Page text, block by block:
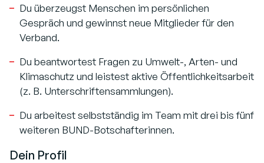
Du überzeugst Menschen im persönlichen
Gespräch und gewinnst neue Mitglieder für den
Verband.
Du beantwortest Fragen zu Umwelt-, Arten- und
Klimaschutz und leistest aktive Öffentlichkeitsarbeit
(z. B. Unterschriftensammlungen).
Du arbeitest selbstständig im Team mit drei bis fünf
weiteren BUND-Botschafterinnen.
Dein Profil